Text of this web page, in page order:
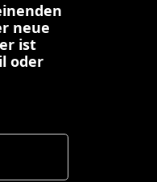
neue
ist
oder